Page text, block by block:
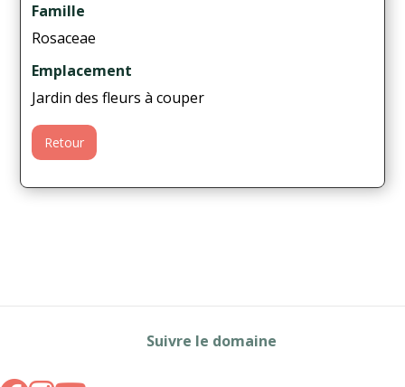
Famille
Rosaceae
Emplacement
Jardin des fleurs à couper
Retour
Suivre le domaine